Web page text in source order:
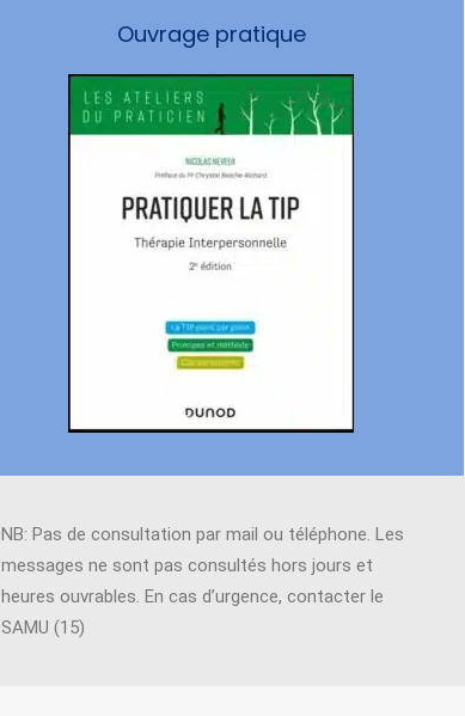
Ouvrage pratique
NB: Pas de consultation par mail ou téléphone. Les
messages ne sont pas consultés hors jours et
heures ouvrables. En cas d’urgence, contacter le
SAMU (15)